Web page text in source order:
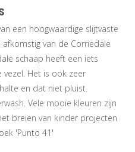
een hoogwaardige slijtvaste
van de Corriedale
schaap heeft een iets
vezel. Het is ook zeer
en dat niet pluist.
Vele mooie kleuren zijn
breien van kinder projecten
'Punto 41'